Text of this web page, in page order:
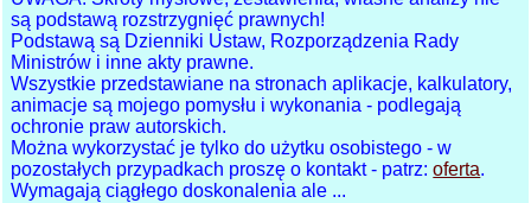
są podstawą rozstrzygnięć prawnych!
Podstawą są Dzienniki Ustaw, Rozporządzenia Rady
Ministrów i inne akty prawne.
Wszystkie przedstawiane na stronach aplikacje, kalkulatory,
animacje są mojego pomysłu i wykonania - podlegają
ochronie praw autorskich.
Można wykorzystać je tylko do użytku osobistego - w
pozostałych przypadkach proszę o kontakt - patrz:oferta.
Wymagają ciągłego doskonalenia ale ...